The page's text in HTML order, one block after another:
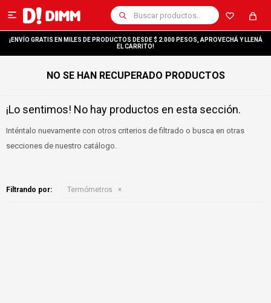

¡ENVÍO GRATIS EN MILES DE PRODUCTOS DESDE $ 2.000 PESOS, APROVECHÁ Y LLENÁ
EL CARRITO!
NO SE HAN RECUPERADO PRODUCTOS
¡Lo sentimos! No hay productos en esta sección.
Inténtalo nuevamente con otros criterios de filtrado o busca en otras
secciones de nuestro catálogo.
Filtrando por: Termómetros